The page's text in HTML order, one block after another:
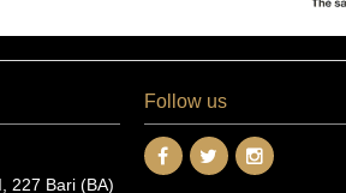
227 Bari (BA)
Follow us